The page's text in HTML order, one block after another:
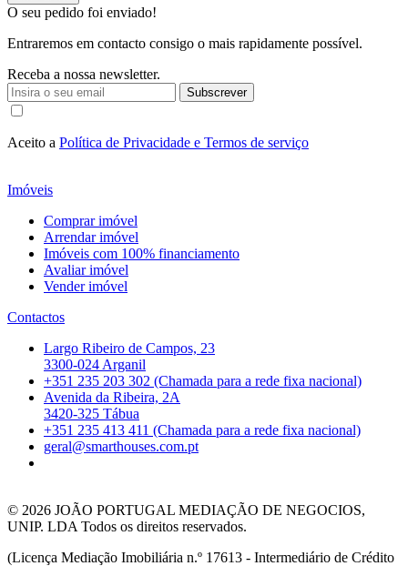
O seu pedido foi enviado!
Entraremos em contacto consigo o mais rapidamente possível.
Receba a nossa newsletter.
Subscrever
Aceito a Política de Privacidade e Termos de serviço
Imóveis
Comprar imóvel
Arrendar imóvel
Imóveis com 100% financiamento
Avaliar imóvel
Vender imóvel
Contactos
Largo Ribeiro de Campos, 23
3300-024 Arganil
+351 235 203 302 (Chamada para a rede fixa nacional)
Avenida da Ribeira, 2A
3420-325 Tábua
+351 235 413 411 (Chamada para a rede fixa nacional)
geral@smarthouses.com.pt
© 2026 JOÃO PORTUGAL MEDIAÇÃO DE NEGOCIOS,
UNIP. LDA Todos os direitos reservados.
(Licença Mediação Imobiliária n.º 17613 - Intermediário de Crédito